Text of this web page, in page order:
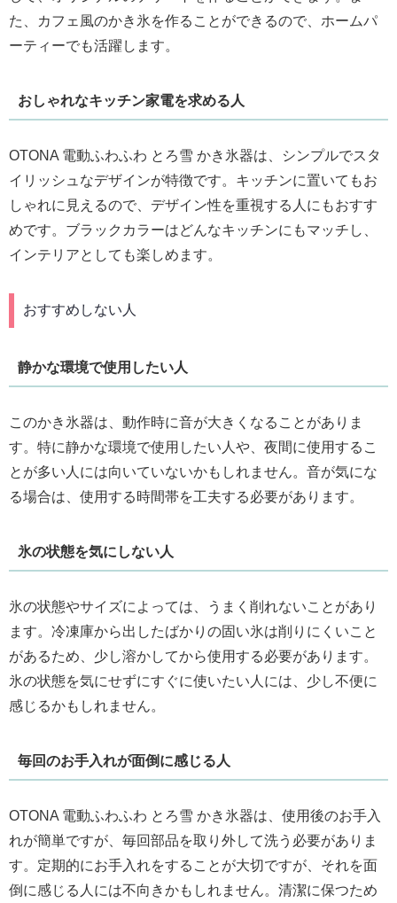
た、カフェ風のかき氷を作ることができるので、ホームパ
ーティーでも活躍します。
おしゃれなキッチン家電を求める人
OTONA 電動ふわふわ とろ雪 かき氷器は、シンプルでスタ
イリッシュなデザインが特徴です。キッチンに置いてもお
しゃれに見えるので、デザイン性を重視する人にもおすす
めです。ブラックカラーはどんなキッチンにもマッチし、
インテリアとしても楽しめます。
おすすめしない人
静かな環境で使用したい人
このかき氷器は、動作時に音が大きくなることがありま
す。特に静かな環境で使用したい人や、夜間に使用するこ
とが多い人には向いていないかもしれません。音が気にな
る場合は、使用する時間帯を工夫する必要があります。
氷の状態を気にしない人
氷の状態やサイズによっては、うまく削れないことがあり
ます。冷凍庫から出したばかりの固い氷は削りにくいこと
があるため、少し溶かしてから使用する必要があります。
氷の状態を気にせずにすぐに使いたい人には、少し不便に
感じるかもしれません。
毎回のお手入れが面倒に感じる人
OTONA 電動ふわふわ とろ雪 かき氷器は、使用後のお手入
れが簡単ですが、毎回部品を取り外して洗う必要がありま
す。定期的にお手入れをすることが大切ですが、それを面
倒に感じる人には不向きかもしれません。清潔に保つため